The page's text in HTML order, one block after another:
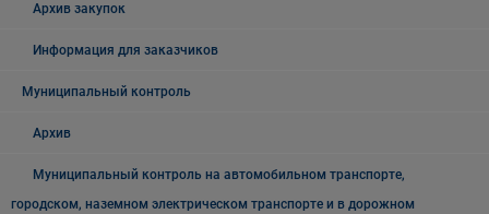
Архив закупок
Информация для заказчиков
Муниципальный контроль
Архив
Муниципальный контроль на автомобильном транспорте,
городском, наземном электрическом транспорте и в дорожном